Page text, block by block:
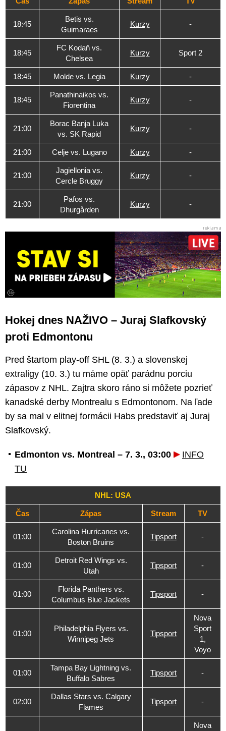
18:45
Betis vs.
Guimaraes
Kurzy -
18:45
FC Kodaň vs.
Chelsea
Kurzy Sport 2
18:45 Molde vs. Legia Kurzy -
18:45
Panathinaikos vs.
Fiorentina
Kurzy -
21:00
Borac Banja Luka
vs. SK Rapid
Kurzy -
21:00 Celje vs. Lugano Kurzy -
21:00
Jagiellonia vs.
Cercle Bruggy
Kurzy -
21:00
Pafos vs.
Dhurgården
Kurzy -
Hokej dnes NAŽIVO – Juraj Slafkovský
proti Edmontonu
Pred štartom play-off SHL (8. 3.) a slovenskej
extraligy (10. 3.) tu máme opäť parádnu porciu
zápasov z NHL. Zajtra skoro ráno si môžete pozrieť
kanadské derby Montrealu s Edmontonom. Na ľade
by sa mal v elitnej formácii Habs predstaviť aj Juraj
Slafkovský.
Edmonton vs. Montreal – 7. 3., 03:00
INFO
TU
NHL: USA
Čas Zápas Stream TV
01:00
Carolina Hurricanes vs.
Boston Bruins
Tipsport -
01:00
Detroit Red Wings vs.
Utah
Tipsport -
01:00
Florida Panthers vs.
Columbus Blue Jackets
Tipsport -
01:00
Philadelphia Flyers vs.
Winnipeg Jets
Tipsport
Nova
Sport
1,
Voyo
01:00
Tampa Bay Lightning vs.
Buffalo Sabres
Tipsport -
02:00
Dallas Stars vs. Calgary
Flames
Tipsport -
Nova